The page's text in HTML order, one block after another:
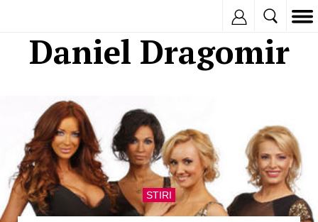
Daniel Dragomir
STIRI